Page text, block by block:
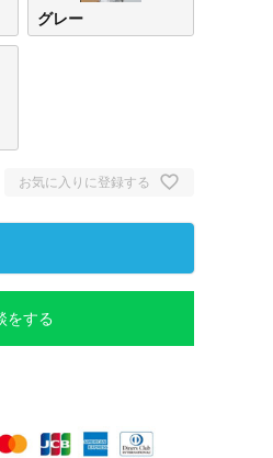
グレー
お気に入りに登録する
をする